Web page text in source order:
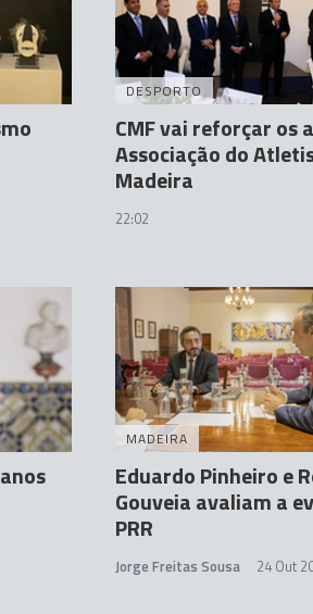
DESPORTO
CMF vai reforçar os
Associação do
Madeira
22:02
MADEIRA
Eduardo Pinheiro e
Gouveia avaliam a
PRR
Jorge Freitas Sousa 24 Out